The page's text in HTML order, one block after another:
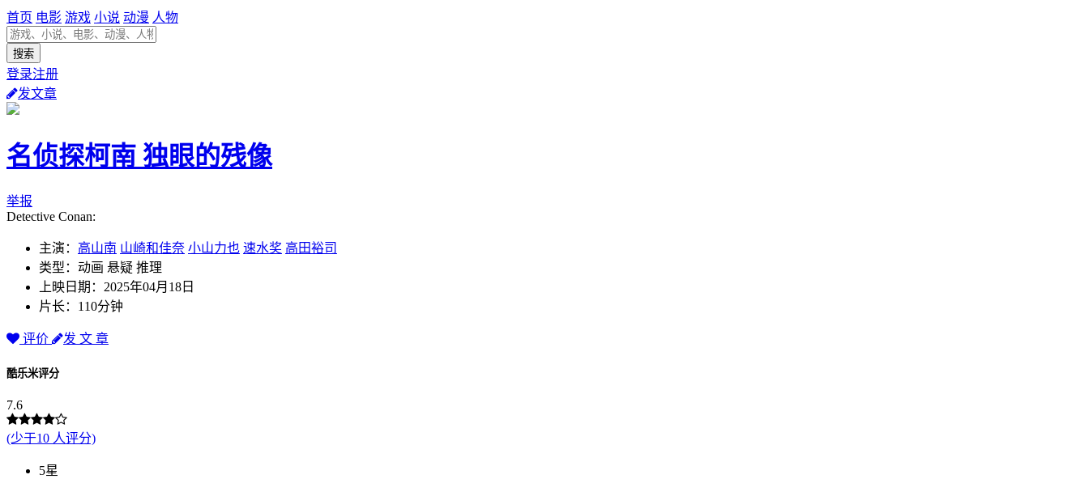
首页 电影 游戏 小说 动漫 人物
登录注册
发文章
名侦探柯南 独眼的残像
举报
Detective Conan:
主演： 高山南 山崎和佳奈 小山力也 速水奖 高田裕司
类型：动画 悬疑 推理
上映日期：2025年04月18日
片长：110分钟
评价 发 文 章
酷乐米评分
7.6
(少于10 人评分)
5星